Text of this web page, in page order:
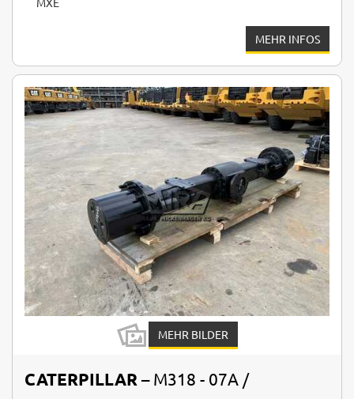
MEHR INFOS
MEHR BILDER
CATERPILLAR – M318 - 07A /